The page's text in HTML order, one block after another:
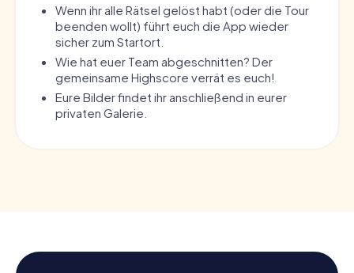
Wenn ihr alle Rätsel gelöst habt (oder die Tour
beenden wollt) führt euch die App wieder
sicher zum Startort.
Wie hat euer Team abgeschnitten? Der
gemeinsame Highscore verrät es euch!
Eure Bilder findet ihr anschließend in eurer
privaten Galerie.